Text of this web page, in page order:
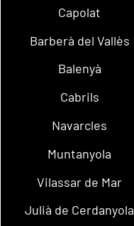
Capolat
Barberà del Vallès
Balenyà
Cabrils
Navarcles
Muntanyola
Vilassar de Mar
Julià de Cerdanyola